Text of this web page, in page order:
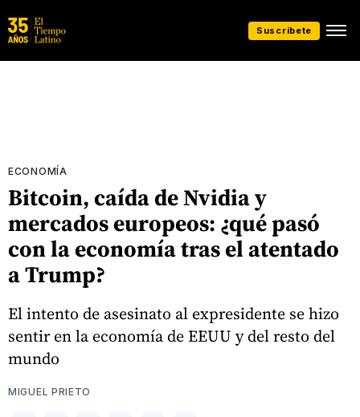
Suscríbete
ECONOMÍA
Bitcoin, caída de Nvidia y
mercados europeos: ¿qué pasó
con la economía tras el atentado
a Trump?
El intento de asesinato al expresidente se hizo
sentir en la economía de EEUU y del resto del
mundo
MIGUEL PRIETO